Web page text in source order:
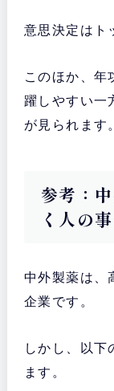
意思決定はト
このほか、年
躍しやすい一
が見られます
参考：
く人の
中外製薬は、
企業です。
しかし、以下
ます。